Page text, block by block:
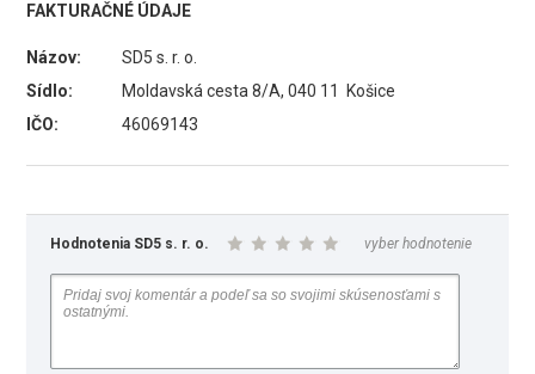
FAKTURAČNÉ ÚDAJE
Názov:
SD5 s. r. o.
Sídlo:
Moldavská cesta 8/A, 040 11 Košice
IČO:
46069143
Hodnotenia SD5 s. r. o. vyber hodnotenie